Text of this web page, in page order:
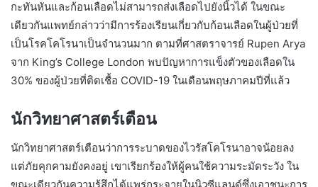
กะทันหันและก้อนเลือดไม่สามารถส่งเลือดไปยังนิ้วได้ ในขณะ
เดียวกันแพทย์กล่าวว่ามีการร้องเรียนเกี่ยวกับก้อนเลือดในผู้ป่วยที่
เป็นโรคโคโรนาเป็นจำนวนมาก ตามที่ศาสตราจารย์ Rupen Arya
จาก King’s College London พบปัญหาการแข็งตัวของเลือดใน
30% ของผู้ป่วยที่ติดเชื้อ COVID-19 ในเดือนพฤษภาคมปีที่แล้ว
นักวิทยาศาสตร์เตือน
นักวิทยาศาสตร์เตือนว่าการระบาดของไวรัสโคโรนาอาจน้อยลง
แต่ภัยคุกคามยังคงอยู่ เขาเรียกร้องให้ผู้คนใช้ความระมัดระวัง ใน